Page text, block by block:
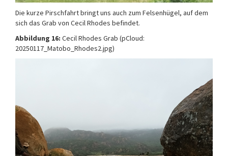
Die kurze Pirschfahrt bringt uns auch zum Felsenhügel, auf dem
sich das Grab von Cecil Rhodes befindet.
Abbildung 16: Cecil Rhodes Grab (pCloud:
20250117_Matobo_Rhodes2.jpg)